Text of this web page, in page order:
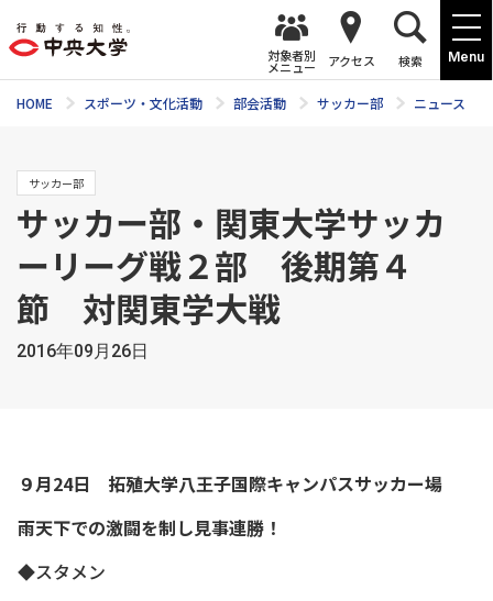
Menu
対象者別
メニュー アクセス 検索
HOME スポーツ・文化活動 部会活動 サッカー部 ニュース
サッカー部
サッカー部・関東大学サッカ
ーリーグ戦２部 後期第４
節 対関東学大戦
2016年09月26日
９月24日 拓殖大学八王子国際キャンパスサッカー場
雨天下での激闘を制し見事連勝！
◆スタメン